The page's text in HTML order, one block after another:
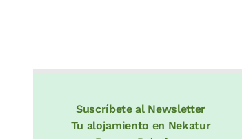
Suscríbete al Newsletter
Tu alojamiento en Nekatur